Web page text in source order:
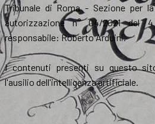
Tribunale di Roma - Sezione per
autorizzazione n° 04/2021 del
responsabile: Roberto Arduini.
I contenuti presenti su questo
l'ausilio dell'intelligenza artificiale.